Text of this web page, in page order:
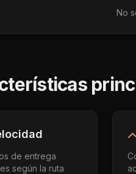
No
de entrega
según la ruta